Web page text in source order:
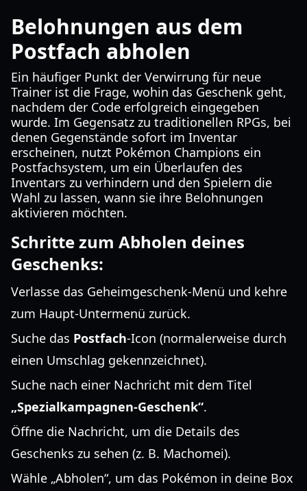
Belohnungen aus dem
Postfach abholen
Ein häufiger Punkt der Verwirrung für neue
Trainer ist die Frage, wohin das Geschenk geht,
nachdem der Code erfolgreich eingegeben
wurde. Im Gegensatz zu traditionellen RPGs, bei
denen Gegenstände sofort im Inventar
erscheinen, nutzt Pokémon Champions ein
Postfachsystem, um ein Überlaufen des
Inventars zu verhindern und den Spielern die
Wahl zu lassen, wann sie ihre Belohnungen
aktivieren möchten.
Schritte zum Abholen deines
Geschenks:
Verlasse das Geheimgeschenk-Menü und kehre
zum Haupt-Untermenü zurück.
Suche das Postfach-Icon (normalerweise durch
einen Umschlag gekennzeichnet).
Suche nach einer Nachricht mit dem Titel
„Spezialkampagnen-Geschenk“.
Öffne die Nachricht, um die Details des
Geschenks zu sehen (z. B. Machomei).
Wähle „Abholen“, um das Pokémon in deine Box